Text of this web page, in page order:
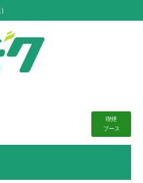
喫煙
ブース